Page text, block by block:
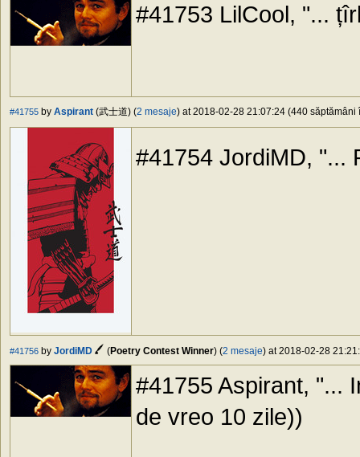
#41753 LilCool, "...
#41755 by Aspirant (武士道) (2 mesaje) at 2018-02-28 21:07:24 (440 săptămâni
#41754 JordiMD, "...
#41756 by JordiMD (Poetry Contest Winner) (2 mesaje) at 2018-02-28
#41755 Aspirant, "...
de vreo 10 zile))